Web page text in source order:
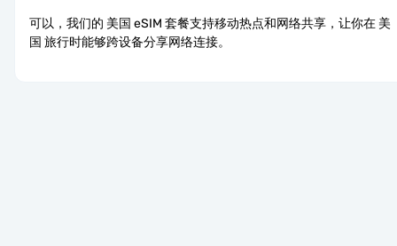
可以，我们的 美国 eSIM 套餐支持移动热点和网络共享，让你在 美
国 旅行时能够跨设备分享网络连接。